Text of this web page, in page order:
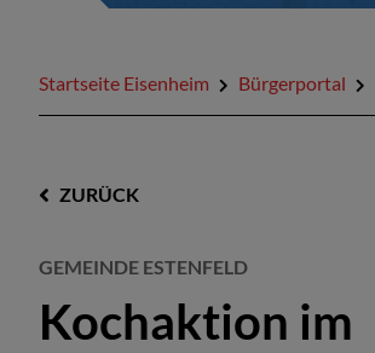
Startseite Eisenheim Bürgerportal
ZURÜCK
GEMEINDE ESTENFELD
Kochaktion im